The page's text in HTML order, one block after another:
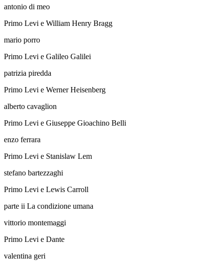
antonio di meo
Primo Levi e William Henry Bragg
mario porro
Primo Levi e Galileo Galilei
patrizia piredda
Primo Levi e Werner Heisenberg
alberto cavaglion
Primo Levi e Giuseppe Gioachino Belli
enzo ferrara
Primo Levi e Stanislaw Lem
stefano bartezzaghi
Primo Levi e Lewis Carroll
parte ii La condizione umana
vittorio montemaggi
Primo Levi e Dante
valentina geri